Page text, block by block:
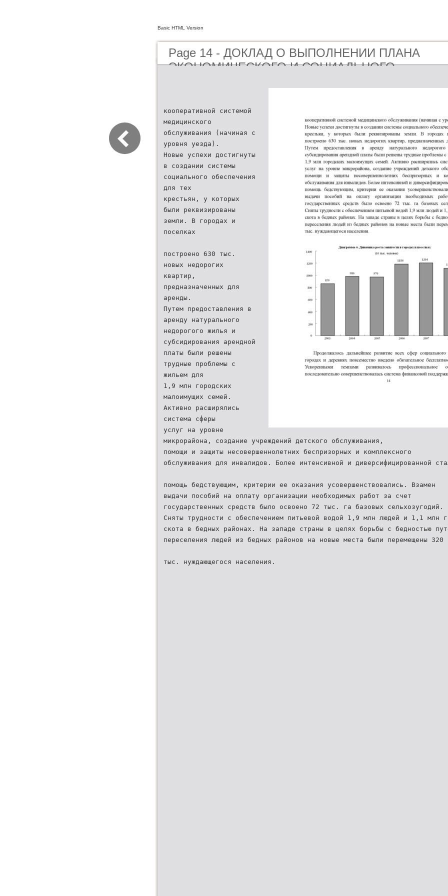
Basic HTML Version
Page 14 - ДОКЛАД О ВЫПОЛНЕНИИ ПЛАНА
ЭКОНОМИЧЕСКОГО И СОЦИАЛЬНОГО
кооперативной системой
медицинского
обслуживания (начиная с
уровня уезда).
Новые успехи достигнуты
в создании системы
социального обеспечения
для тех
крестьян, у которых
были реквизированы
земли. В городах и
поселках
построено 630 тыс.
новых недорогих
квартир,
предназначенных для
аренды.
Путем предоставления в
аренду натурального
недорогого жилья и
субсидирования арендной
платы были решены
трудные проблемы с
жильем для
1,9 млн городских
малоимущих семей.
Активно расширялись
система сферы
услуг на уровне
микрорайона, создание учреждений детского обслуживания,
помощи и защиты несовершеннолетних беспризорных и комплексного
обслуживания для инвалидов. Более интенсивной и диверсифицированной
помощь бедствующим, критерии ее оказания усовершенствовались. Взамен
выдачи пособий на оплату организации необходимых работ за счет
государственных средств было освоено 72 тыс. га базовых сельхозугодий.
Сняты трудности с обеспечением питьевой водой 1,9 млн людей и 1,1 млн
скота в бедных районах. На западе страны в целях борьбы с бедностью
переселения людей из бедных районов на новые места были перемещены 320
тыс. нуждающегося населения.